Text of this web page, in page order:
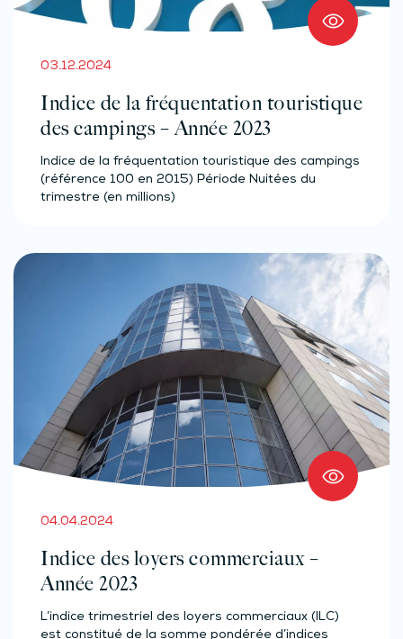
03.12.2024
Indice de la fréquentation touristique
des campings – Année 2023
Indice de la fréquentation touristique des campings
(référence 100 en 2015) Période Nuitées du
trimestre (en millions)
04.04.2024
Indice des loyers commerciaux –
Année 2023
L’indice trimestriel des loyers commerciaux (ILC)
est constitué de la somme pondérée d’indices